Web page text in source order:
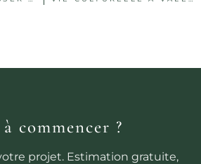
commencer ?
projet. Estimation gratuite,